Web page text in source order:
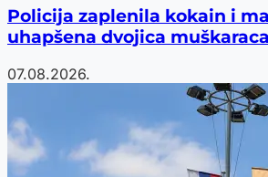
Policija zaplenila kokain i
uhapšena dvojica muškaraca
07.08.2026.